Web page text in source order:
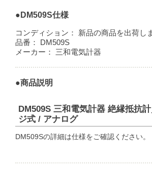
●DM509S仕様
コンディション：
新品の商品を出荷し
品番：
DM509S
メーカー：
三和電気計器
●商品説明
DM509S 三和電気計器 絶縁抵抗
ジ式 / アナログ
DM509Sの詳細は仕様をご確認ください。